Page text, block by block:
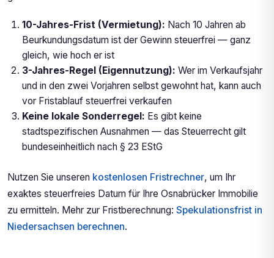
10-Jahres-Frist (Vermietung): Nach 10 Jahren ab
Beurkundungsdatum ist der Gewinn steuerfrei — ganz
gleich, wie hoch er ist
3-Jahres-Regel (Eigennutzung): Wer im Verkaufsjahr
und in den zwei Vorjahren selbst gewohnt hat, kann auch
vor Fristablauf steuerfrei verkaufen
Keine lokale Sonderregel: Es gibt keine
stadtspezifischen Ausnahmen — das Steuerrecht gilt
bundeseinheitlich nach § 23 EStG
Nutzen Sie unseren kostenlosen Fristrechner, um Ihr
exaktes steuerfreies Datum für Ihre Osnabrücker Immobilie
zu ermitteln. Mehr zur Fristberechnung: Spekulationsfrist in
Niedersachsen berechnen.